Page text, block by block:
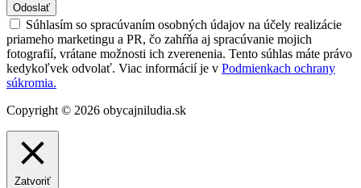
Odoslať
Súhlasím so spracúvaním osobných údajov na účely realizácie
priameho marketingu a PR, čo zahŕňa aj spracúvanie mojich
fotografií, vrátane možnosti ich zverenenia. Tento súhlas máte právo
kedykoľvek odvolať. Viac informácií je v Podmienkach ochrany
súkromia.
Copyright © 2026 obycajniludia.sk
Zatvoriť